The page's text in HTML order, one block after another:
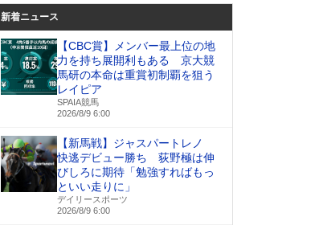
新着ニュース
【CBC賞】メンバー最上位の地
力を持ち展開利もある 京大競
馬研の本命は重賞初制覇を狙う
レイピア
SPAIA競馬
2026/8/9 6:00
【新馬戦】ジャスパートレノ
快逃デビュー勝ち 荻野極は伸
びしろに期待「勉強すればもっ
といい走りに」
デイリースポーツ
2026/8/9 6:00